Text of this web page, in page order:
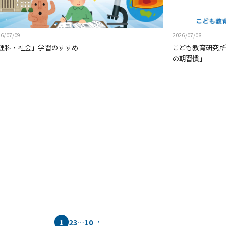
07/09
科・社会」学習のすすめ
2026/07/08
こども教育研究
の朝習慣」
1 23…10